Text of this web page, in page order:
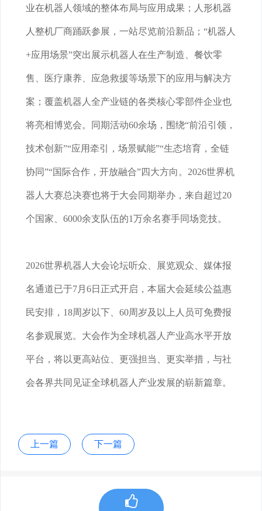
业在机器人领域的整体布局与应用成果；人形机器
人整机厂商踊跃参展，一站尽览前沿新品；“机器人
+应用场景”突出展示机器人在生产制造、餐饮零
售、医疗康养、应急救援等场景下的应用与解决方
案；覆盖机器人全产业链的各类核心零部件企业也
将亮相博览会。同期活动60余场，围绕“前沿引领，
技术创新”“应用牵引，场景赋能”“生态培育，全链
协同”“国际合作，开放融合”四大方向。2026世界机
器人大赛总决赛也将于大会同期举办，来自超过20
个国家、6000余支队伍的1万余名赛手同场竞技。
2026世界机器人大会论坛听众、展览观众、媒体报
名通道已于7月6日正式开启，本届大会延续公益惠
民安排，18周岁以下、60周岁及以上人员可免费报
名参观展览。大会作为全球机器人产业高水平开放
平台，将以更高站位、更强担当、更实举措，与社
会各界共同见证全球机器人产业发展的崭新篇章。
上一篇 下一篇